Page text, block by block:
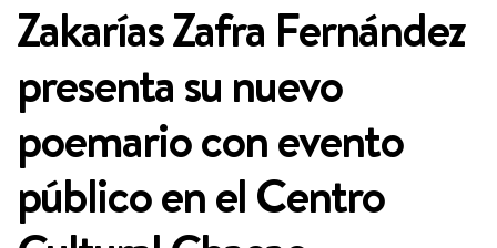
Zakarías Zafra Fernández
presenta su nuevo
poemario con evento
público en el Centro